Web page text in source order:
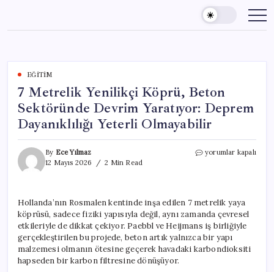
content
EĞITIM
7 Metrelik Yenilikçi Köprü, Beton
Sektöründe Devrim Yaratıyor: Deprem
Dayanıklılığı Yeterli Olmayabilir
By Ece Yılmaz
12 Mayıs 2026
2 Min Read
7
Sektöründe
Devrim
Yaratıyor:
Deprem
Dayanıklılığı
yorumlar kapalı
Hollanda’nın Rosmalen kentinde inşa edilen 7 metrelik yaya
köprüsü, sadece fiziki yapısıyla değil, aynı zamanda çevresel
etkileriyle de dikkat çekiyor. Paebbl ve Heijmans iş birliğiyle
gerçekleştirilen bu projede, beton artık yalnızca bir yapı
malzemesi olmanın ötesine geçerek havadaki karbondioksiti
hapseden bir karbon filtresine dönüşüyor.